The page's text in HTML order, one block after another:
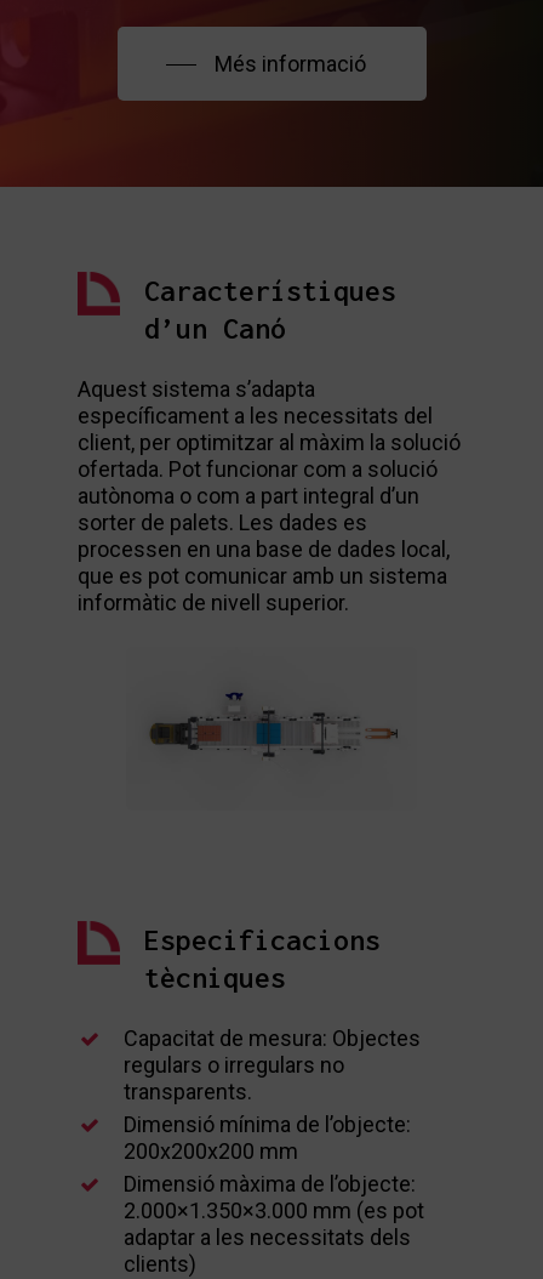
Més informació
Característiques
d’un Canó
Aquest sistema s’adapta
específicament a les necessitats del
client, per optimitzar al màxim la solució
ofertada. Pot funcionar com a solució
autònoma o com a part integral d’un
sorter de palets. Les dades es
processen en una base de dades local,
que es pot comunicar amb un sistema
informàtic de nivell superior.
Especificacions
tècniques
Capacitat de mesura: Objectes
regulars o irregulars no
transparents.
Dimensió mínima de l’objecte:
200x200x200 mm
Dimensió màxima de l’objecte:
2.000×1.350×3.000 mm (es pot
adaptar a les necessitats dels
clients)